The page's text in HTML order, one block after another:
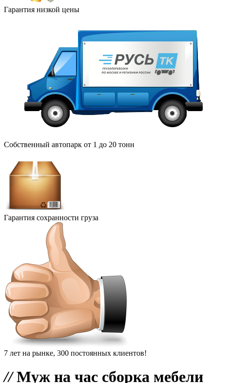
Гарантия низкой цены
Собственный автопарк от 1 до 20 тонн
Гарантия сохранности груза
7 лет на рынке, 300 постоянных клиентов!
//Муж на час сборка мебели